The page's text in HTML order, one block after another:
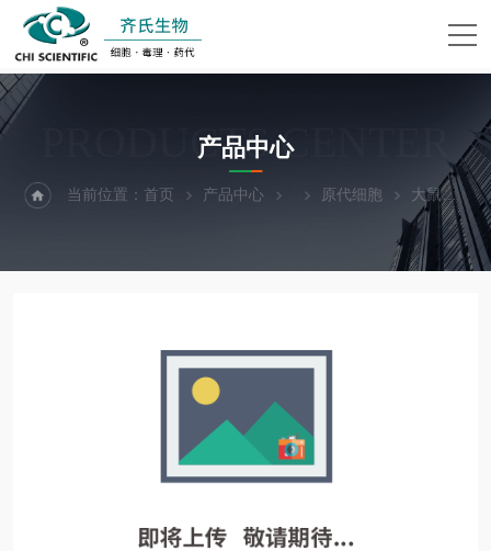
PRODUCTS CENTER
产品中心
当前位置：首页 产品中心 原代细胞 大鼠食管平滑肌细胞